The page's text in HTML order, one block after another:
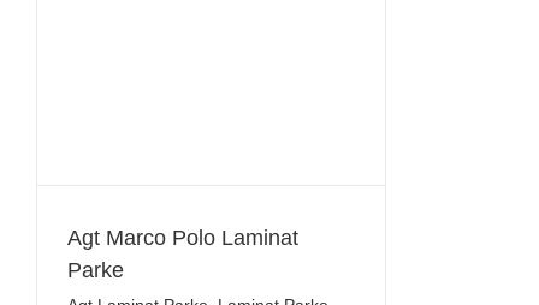
Agt Marco Polo Laminat
Parke